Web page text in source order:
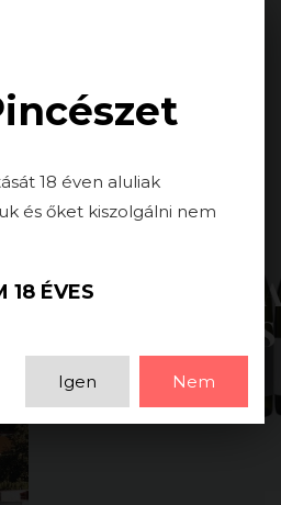
AJÁNDÉK
FALÁDÁBAN
18 éven aluliak
és őket kiszolgálni nem
18 ÉVES
Igen Nem